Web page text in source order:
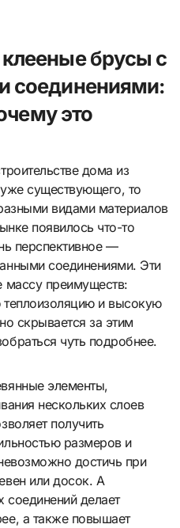
брусы с
соединениями:
это
дома из
существующего, то
видами материалов
появилось что-то
перспективное —
соединениями. Эти
массу преимуществ:
и высокую
скрывается за этим
чуть подробнее.
элементы,
нескольких слоев
получить
размеров и
достичь при
или досок. А
делает
а также повышает